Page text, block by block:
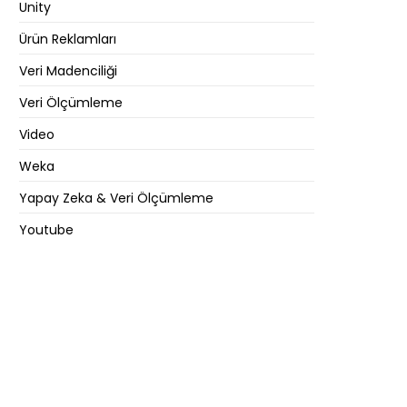
Unity
Ürün Reklamları
Veri Madenciliği
Veri Ölçümleme
Video
Weka
Yapay Zeka & Veri Ölçümleme
Youtube